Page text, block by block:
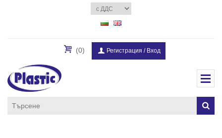
(0) Регистрация / Вход